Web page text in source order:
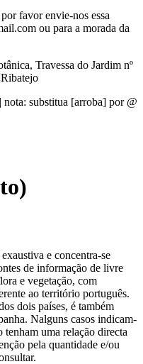
favor envie-nos essa
ou para a morada da
Travessa do Jardim nº
substitua [arroba] por @
e concentra-se
de informação de livre
e vegetação, com
ao território português.
dois países, é também
Nalguns casos indicam-
tenham uma relação directa
pela quantidade e/ou